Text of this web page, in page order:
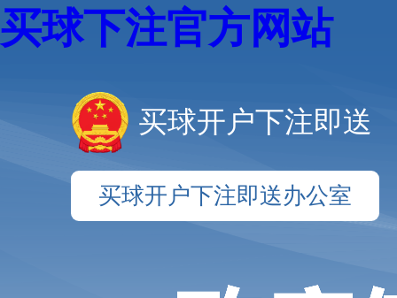
买球下注官方网站
买球开户下注即送
买球开户下注即送办公室